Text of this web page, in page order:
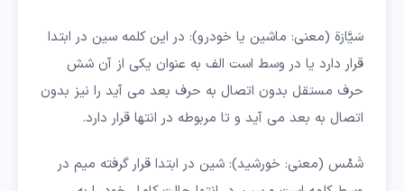
سَیَّارَة (معنی: ماشین یا خودرو): در این کلمه سین در ابتدا
قرار دارد یا در وسط است الف به عنوان یکی از آن شش
حرف مستقل بدون اتصال به حرف بعد می آید را نیز بدون
اتصال به بعد می آید و تا مربوطه در انتها قرار دارد.
شَمْس (معنی: خورشید): شین در ابتدا قرار گرفته میم در